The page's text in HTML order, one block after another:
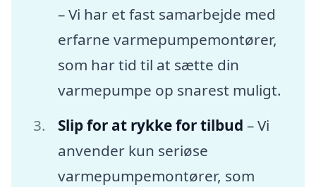
– Vi har et fast samarbejde med
erfarne varmepumpemontører,
som har tid til at sætte din
varmepumpe op snarest muligt.
Slip for at rykke for tilbud – Vi
anvender kun seriøse
varmepumpemontører, som